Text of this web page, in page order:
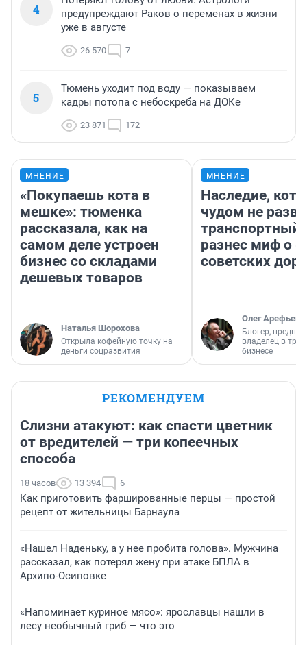
4
предупреждают Раков о переменах в жизни
уже в августе
26 570 7
5
Тюмень уходит под воду — показываем
кадры потопа с небоскреба на ДОКе
23 871 172
МНЕНИЕ
«Покупаешь кота в
мешке»: тюменка
рассказала, как на
самом деле устроен
бизнес со складами
дешевых товаров
Наталья Шорохова
Открыла кофейную точку на
деньги соцразвития
МНЕНИЕ
Наследие,
чудом не
транспортный
разнес миф о
советских
Олег Арефьев
Блогер,
владелец в
бизнесе
РЕКОМЕНДУЕМ
Слизни атакуют: как спасти цветник
от вредителей — три копеечных
способа
18 часов 13 394 6
Как приготовить фаршированные перцы — простой
рецепт от жительницы Барнаула
«Нашел Наденьку, а у нее пробита голова». Мужчина
рассказал, как потерял жену при атаке БПЛА в
Архипо-Осиповке
«Напоминает куриное мясо»: ярославцы нашли в
лесу необычный гриб — что это